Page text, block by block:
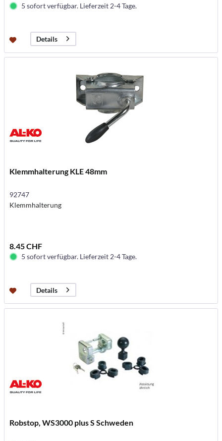
5 sofort verfügbar. Lieferzeit 2-4 Tage.
Details
Klemmhalterung KLE 48mm
92747
Klemmhalterung
8.45 CHF
5 sofort verfügbar. Lieferzeit 2-4 Tage.
Details
Robstop, WS3000 plus S Schweden